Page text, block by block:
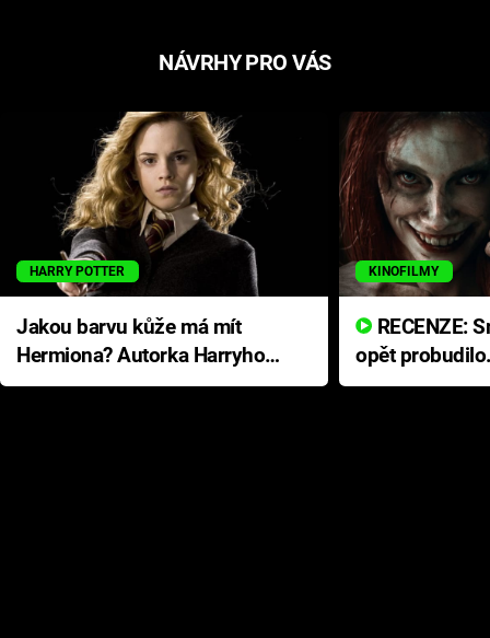
NÁVRHY PRO VÁS
HARRY POTTER
Jakou barvu kůže má mít
Hermiona? Autorka Harryho
Pottera přišla s ráznou
KINOFILMY
opět
přichází s